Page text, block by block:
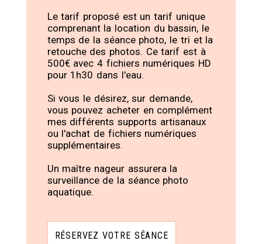
Le tarif proposé est un tarif unique
comprenant la location du bassin, le
temps de la séance photo, le tri et la
retouche des photos. Ce tarif est à
500€ avec 4 fichiers numériques HD
pour 1h30 dans l'eau.
Si vous le désirez, sur demande,
vous pouvez acheter en complément
mes différents supports artisanaux
ou l'achat de fichiers numériques
supplémentaires.
Un maître nageur assurera la
surveillance de la séance photo
aquatique.
RÉSERVEZ VOTRE SÉANCE